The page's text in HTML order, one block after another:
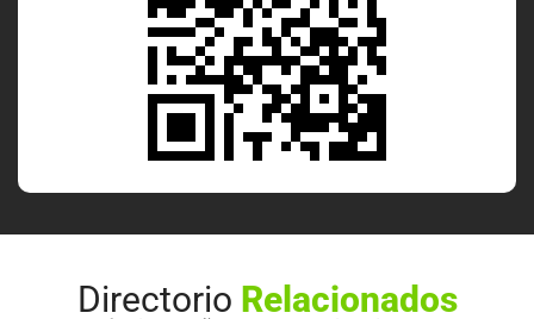
Directorio Relacionados